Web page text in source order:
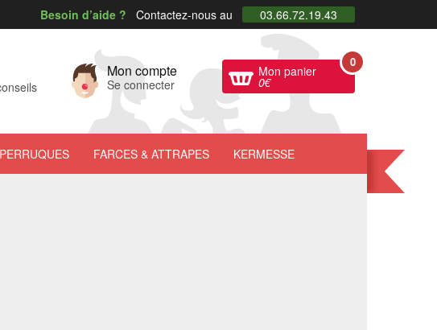
Besoin d’aide ? Contactez-nous au 03.66.72.19.43
Mon compte
Se connecter
Mon panier
0€
0
PERRUQUES FARCES & ATTRAPES KERMESSE